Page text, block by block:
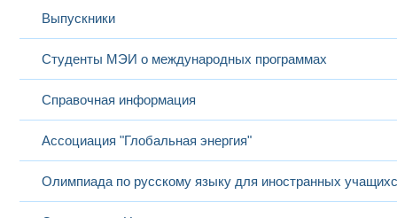
Выпускники
Студенты МЭИ о международных программах
Справочная информация
Ассоциация "Глобальная энергия"
Олимпиада по русскому языку для иностранных